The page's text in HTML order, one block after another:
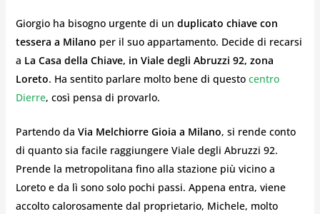
Giorgio ha bisogno urgente di un duplicato chiave con
tessera a Milano per il suo appartamento. Decide di recarsi
a La Casa della Chiave, in Viale degli Abruzzi 92, zona
Loreto. Ha sentito parlare molto bene di questo centro
Dierre, così pensa di provarlo.
Partendo da Via Melchiorre Gioia a Milano, si rende conto
di quanto sia facile raggiungere Viale degli Abruzzi 92.
Prende la metropolitana fino alla stazione più vicino a
Loreto e da lì sono solo pochi passi. Appena entra, viene
accolto calorosamente dal proprietario, Michele, molto